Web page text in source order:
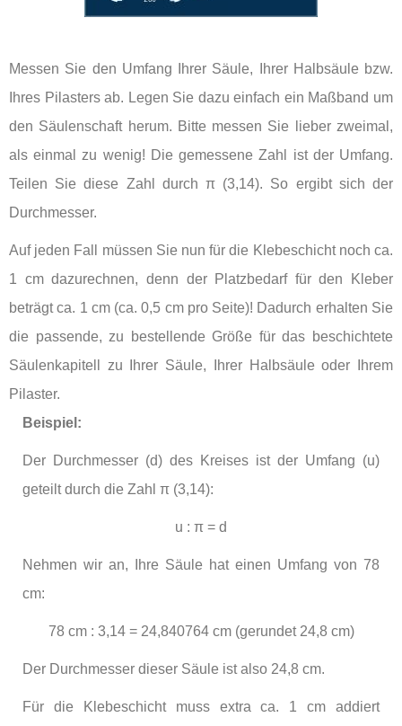
Messen Sie den Umfang Ihrer Säule, Ihrer Halbsäule bzw.
Ihres Pilasters ab. Legen Sie dazu einfach ein Maßband um
den Säulenschaft herum. Bitte messen Sie lieber zweimal,
als einmal zu wenig! Die gemessene Zahl ist der Umfang.
Teilen Sie diese Zahl durch π (3,14). So ergibt sich der
Durchmesser.
Auf jeden Fall müssen Sie nun für die Klebeschicht noch ca.
1 cm dazurechnen, denn der Platzbedarf für den Kleber
beträgt ca. 1 cm (ca. 0,5 cm pro Seite)! Dadurch erhalten Sie
die passende, zu bestellende Größe für das beschichtete
Säulenkapitell zu Ihrer Säule, Ihrer Halbsäule oder Ihrem
Pilaster.
Beispiel:
Der Durchmesser (d) des Kreises ist der Umfang (u)
geteilt durch die Zahl π (3,14):
u : π = d
Nehmen wir an, Ihre Säule hat einen Umfang von 78
cm:
78 cm : 3,14 = 24,840764 cm (gerundet 24,8 cm)
Der Durchmesser dieser Säule ist also 24,8 cm.
Für die Klebeschicht muss extra ca. 1 cm addiert